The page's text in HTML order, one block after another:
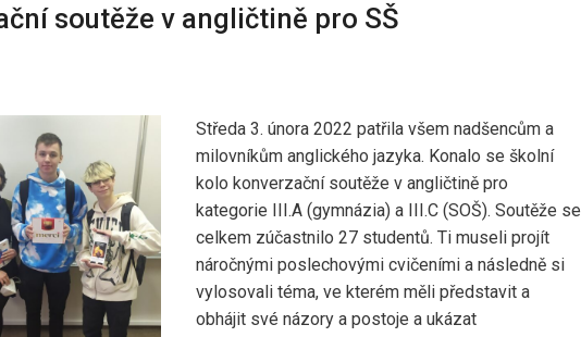
soutěže v angličtině pro SŠ
Středa 3. února 2022 patřila všem nadšencům a
milovníkům anglického jazyka. Konalo se školní
kolo konverzační soutěže v angličtině pro
kategorie III.A (gymnázia) a III.C (SOŠ). Soutěže se
celkem zúčastnilo 27 studentů. Ti museli projít
náročnými poslechovými cvičeními a následně si
vylosovali téma, ve kterém měli představit a
obhájit své názory a postoje a ukázat